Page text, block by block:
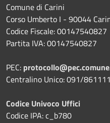
Comune di Carini
Corso Umberto I - 90044
Codice Fiscale: 00147540827
Partita IVA: 00147540827
PEC:
Centralino Unico: 091/
Codice Univoco Uffici
Codice IPA: c_b780